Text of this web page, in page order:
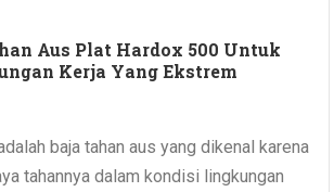
Aus Plat Hardox 500 Untuk
Kerja Yang Ekstrem
baja tahan aus yang dikenal karena
tahannya dalam kondisi lingkungan